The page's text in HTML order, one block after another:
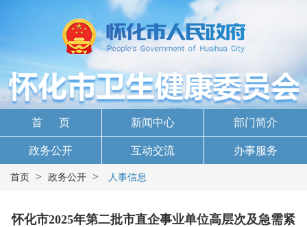
首 页 新闻中心 部门简介
政务公开 互动交流 办事服务
首页 > 政务公开 > 人事信息
怀化市2025年第二批市直企事业单位高层次及急需紧